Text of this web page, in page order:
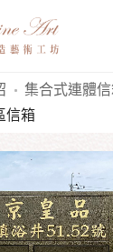
集合式連體
信箱